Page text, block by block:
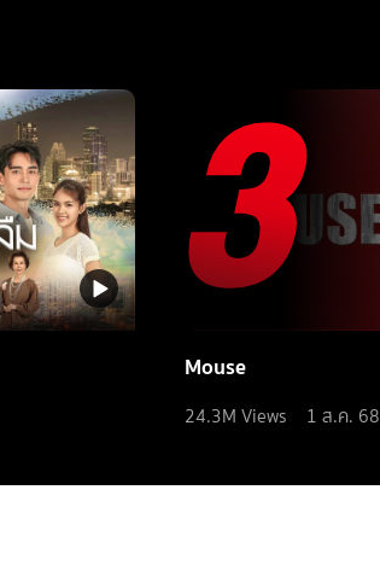
Mouse
24.3M Views 1 ส.ค. 68